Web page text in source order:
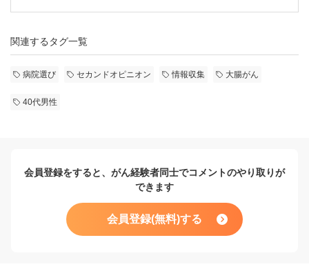
関連するタグ一覧
病院選び セカンドオピニオン 情報収集 大腸がん
40代男性
会員登録をすると、がん経験者同士でコメントのやり取りが
できます
会員登録(無料)する